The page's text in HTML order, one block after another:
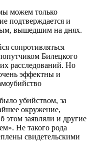
можем только
подтверждается и
вышедшим на днях.
сопротивляться
Билецкого
расследований. Но
эффектны и
убийством, за
окружение,
заявляли и другие
Не такого рода
свидетельскими